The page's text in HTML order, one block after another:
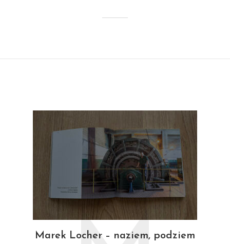
Marek Locher – naziem, podziem